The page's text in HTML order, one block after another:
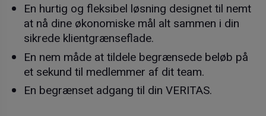
En hurtig og fleksibel løsning designet til nemt
at nå dine økonomiske mål alt sammen i din
sikrede klientgrænseflade.
En nem måde at tildele begrænsede beløb på
et sekund til medlemmer af dit team.
En begrænset adgang til din VERITAS.